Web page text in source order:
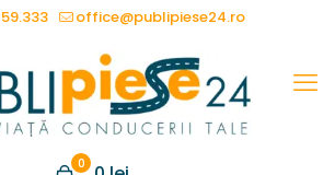
office@publipiese24.ro
0